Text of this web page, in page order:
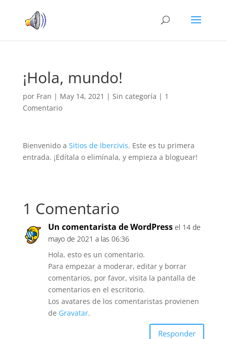
¡Hola, mundo!
por Fran | May 14, 2021 | Sin categoría | 1
Comentario
Bienvenido a Sitios de Ibercivis. Este es tu primera
entrada. ¡Edítala o elimínala, y empieza a bloguear!
1 Comentario
Un comentarista de WordPress el 14 de
mayo de 2021 a las 06:36
Hola, esto es un comentario.
Para empezar a moderar, editar y borrar
comentarios, por favor, visita la pantalla de
comentarios en el escritorio.
Los avatares de los comentaristas provienen
de Gravatar.
Responder